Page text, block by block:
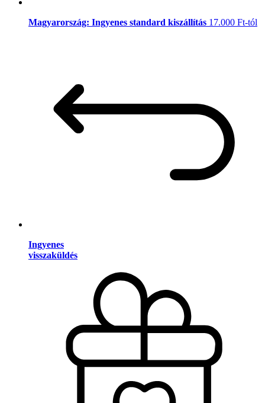
Magyarország: Ingyenes standard kiszállítás 17.000 Ft-tól
Ingyenes
visszaküldés